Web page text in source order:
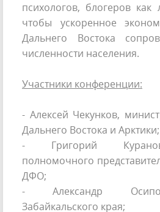
психологов, блогеров
чтобы ускоренное
Дальнего Востока
численности населения.
Участники конференции:
- Алексей Чекунков,
Дальнего Востока и Арктики;
- Григорий
полномочного
ДФО;
- Александр
Забайкальского края;